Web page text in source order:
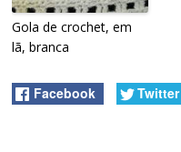
Gola de crochet, em
lã, branca
Facebook Twitter